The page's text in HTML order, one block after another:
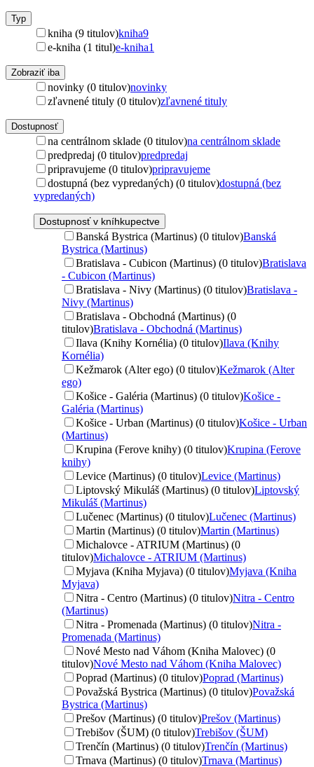
Typ
kniha (9 titulov)kniha9
e-kniha (1 titul)e-kniha1
Zobraziť iba
novinky (0 titulov)novinky
zľavnené tituly (0 titulov)zľavnené tituly
Dostupnosť
na centrálnom sklade (0 titulov)na centrálnom sklade
predpredaj (0 titulov)predpredaj
pripravujeme (0 titulov)pripravujeme
dostupná (bez vypredaných) (0 titulov)dostupná (bez
vypredaných)
Dostupnosť v kníhkupectve
Banská Bystrica (Martinus) (0 titulov)Banská
Bystrica (Martinus)
Bratislava - Cubicon (Martinus) (0 titulov)Bratislava
- Cubicon (Martinus)
Bratislava - Nivy (Martinus) (0 titulov)Bratislava -
Nivy (Martinus)
Bratislava - Obchodná (Martinus) (0
titulov)Bratislava - Obchodná (Martinus)
Ilava (Knihy Kornélia) (0 titulov)Ilava (Knihy
Kornélia)
Kežmarok (Alter ego) (0 titulov)Kežmarok (Alter
ego)
Košice - Galéria (Martinus) (0 titulov)Košice -
Galéria (Martinus)
Košice - Urban (Martinus) (0 titulov)Košice - Urban
(Martinus)
Krupina (Ferove knihy) (0 titulov)Krupina (Ferove
knihy)
Levice (Martinus) (0 titulov)Levice (Martinus)
Liptovský Mikuláš (Martinus) (0 titulov)Liptovský
Mikuláš (Martinus)
Lučenec (Martinus) (0 titulov)Lučenec (Martinus)
Martin (Martinus) (0 titulov)Martin (Martinus)
Michalovce - ATRIUM (Martinus) (0
titulov)Michalovce - ATRIUM (Martinus)
Myjava (Kniha Myjava) (0 titulov)Myjava (Kniha
Myjava)
Nitra - Centro (Martinus) (0 titulov)Nitra - Centro
(Martinus)
Nitra - Promenada (Martinus) (0 titulov)Nitra -
Promenada (Martinus)
Nové Mesto nad Váhom (Kniha Malovec) (0
titulov)Nové Mesto nad Váhom (Kniha Malovec)
Poprad (Martinus) (0 titulov)Poprad (Martinus)
Považská Bystrica (Martinus) (0 titulov)Považská
Bystrica (Martinus)
Prešov (Martinus) (0 titulov)Prešov (Martinus)
Trebišov (ŠUM) (0 titulov)Trebišov (ŠUM)
Trenčín (Martinus) (0 titulov)Trenčín (Martinus)
Trnava (Martinus) (0 titulov)Trnava (Martinus)